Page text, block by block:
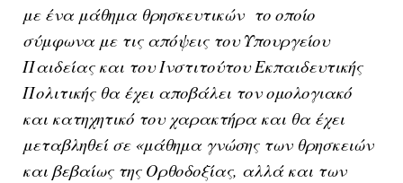
με ένα μάθημα θρησκευτικών το οποίο
σύμφωνα με τις απόψεις του Υπουργείου
Παιδείας και του Ινστιτούτου Εκπαιδευτικής
Πολιτικής θα έχει αποβάλει τον ομολογιακό
και κατηχητικό του χαρακτήρα και θα έχει
μεταβληθεί σε «μάθημα γνώσης των θρησκειών
και βεβαίως της Ορθοδοξίας, αλλά και των